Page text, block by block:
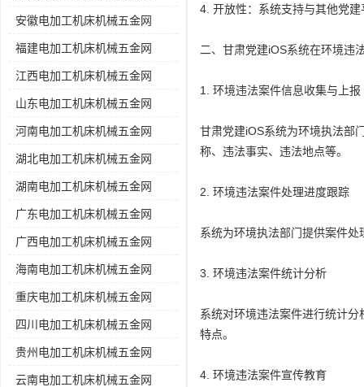
安徽电加工机床机械五金网
福建电加工机床机械五金网
江西电加工机床机械五金网
山东电加工机床机械五金网
河南电加工机床机械五金网
湖北电加工机床机械五金网
湖南电加工机床机械五金网
广东电加工机床机械五金网
广西电加工机床机械五金网
海南电加工机床机械五金网
重庆电加工机床机械五金网
四川电加工机床机械五金网
贵州电加工机床机械五金网
云南电加工机床机械五金网
4. 开放性：系统支持与其他党
二、甘肃党建iOS系统在环境违
1. 环境违法案件信息收集与上报
甘肃党建iOS系统为环境执法部
称、违法事实、违法地点等。
2. 环境违法案件处理进度跟踪
系统为环境执法部门提供案件
3. 环境违法案件统计分析
系统对环境违法案件进行统计
特点。
4. 环境违法案件宣传教育